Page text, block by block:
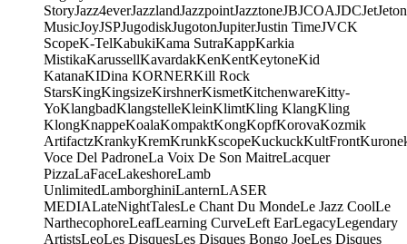
StoryJazz4everJazzlandJazzpointJazztoneJBJCOAJDCJetJeton
MusicJoyJSPJugodiskJugotonJupiterJustin TimeJVCK
ScopeK-TelKabukiKama SutraKappKarkia
MistikaKarussellKavardakKenKentKeytoneKid
KatanaKIDina KORNERKill Rock
StarsKingKingsizeKirshnerKismetKitchenwareKitty-
YoKlangbadKlangstelleKleinKlimtKling KlangKling
KlongKnappeKoalaKompaktKongKopfKorovaKozmik
ArtifactzKrankyKremKrunkKscopeKuckuckKultFront
Voce Del PadroneLa Voix De Son MaitreLacquer
PizzaLaFaceLakeshoreLamb
UnlimitedLamborghiniLanternLASER
MEDIALateNightTalesLe Chant Du MondeLe Jazz CoolLe
NarthecophoreLeafLearning CurveLeft EarLegacyLegendary
ArtistsLeoLes DisquesLes Disques Bongo JoeLes Disques